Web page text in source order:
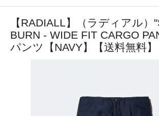
【RADIALL】（ラディアル）
BURN - WIDE FIT CARGO
パンツ【NAVY】【送料無料】